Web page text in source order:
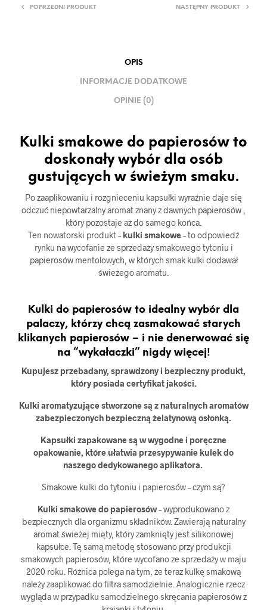
POPRZEDNI PRODUKT NASTĘPNY PRODUKT
OPIS
INFORMACJE DODATKOWE
OPINIE (0)
Kulki smakowe do papierosów to
doskonały wybór dla osób
gustujących w świeżym smaku.
Po zaaplikowaniu i rozgnieceniu kapsułki wyraźnie daje się
odczuć niepowtarzalny aromat znany z dawnych papierosów ,
który pozostaje aż do samego końca.
Ten nowatorski produkt – kulki smakowe– to odpowiedź
rynku na wycofanie ze sprzedaży smakowego tytoniu i
papierosów mentolowych, w których smak kulki dodawał
świeżego aromatu.
Kulki do papierosów to idealny wybór dla
palaczy, którzy chcą zasmakować starych
klikanych papierosów – i nie denerwować się
na “wykałaczki” nigdy więcej!
Kupujesz przebadany, sprawdzony i bezpieczny produkt,
który posiada certyfikat jakości.
Kulki aromatyzujące stworzone są z naturalnych aromatów
zabezpieczonych bezpieczną żelatynową osłonką.
Kapsułki zapakowane są w wygodne i poręczne
opakowanie, które ułatwia przesypywanie kulek do
naszego dedykowanego aplikatora.
Smakowe kulki do tytoniu i papierosów – czym są?
Kulki smakowe do papierosów– wyprodukowano z
bezpiecznych dla organizmu składników. Zawierają naturalny
aromat świeżej mięty, który zamknięty jest silikonowej
kapsułce. Tę samą metodę stosowano przy produkcji
smakowych papierosów, które wycofano ze sprzedaży w maju
2020 roku. Różnica polega na tym, że teraz kulkę smakową
należy zaaplikować do filtra samodzielnie. Analogicznie rzecz
wygląda w przypadku samodzielnego skręcania papierosów z